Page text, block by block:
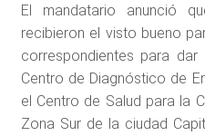
El mandatario anunció
recibieron el visto bueno
correspondientes para
Centro de Diagnóstico de
el Centro de Salud para la
Zona Sur de la ciudad